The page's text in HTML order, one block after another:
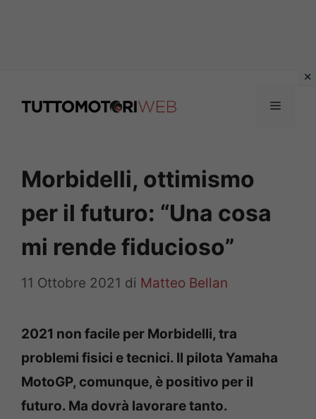
Menu
Morbidelli, ottimismo
per il futuro: “Una cosa
mi rende fiducioso”
11 Ottobre 2021 di Matteo Bellan
2021 non facile per Morbidelli, tra
problemi fisici e tecnici. Il pilota Yamaha
MotoGP, comunque, è positivo per il
futuro. Ma dovrà lavorare tanto.